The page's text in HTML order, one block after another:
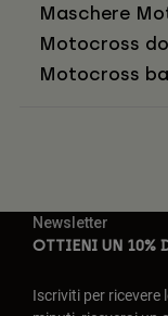
Maschere
Motocross
Motocross
Newsletter
OTTIENI UN 10%
Iscriviti per ricevere